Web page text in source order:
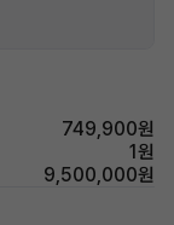
749,900원
1원
9,500,000원